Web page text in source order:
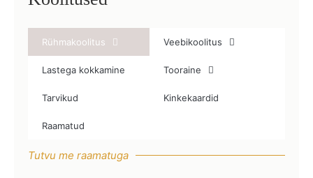
Rühmakoolitus Veebikoolitus
Lastega kokkamine Tooraine
Tarvikud Kinkekaardid
Raamatud
Tutvu me raamatuga